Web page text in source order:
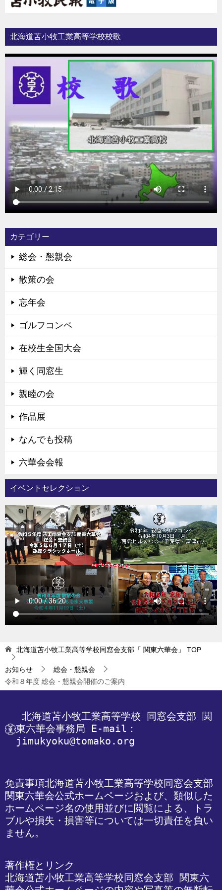
北海道苫小牧工業高等学校校歌
カテゴリー
総会・懇親会
散策の会
忘年会
ゴルフコンペ
在校生全国大会
輝く同窓生
親睦の会
作品展
なんでも投稿
六華会会報
イベントセレクション
北海道苫小牧工業高等学校同窓会支部「 関東六華会」 TOP
お知らせ
総会・懇親会
令和８年度 総会・懇親会開催のご案内
北海道苫小牧工業高等学校 同窓会支部 関
東六華会事務局 E-mail：
jimukyoku@tomako.org
免責事項北海道苫小牧工業高等学校同窓会支部
関東六華会公式ホームページおよび、類似した
ホームページ名の使用並びに閲覧による、トラ
ブルや損失・損害等については一切責任を負い
ません。
著作権とリンク
北海道苫小牧工業高等学校同窓会支部 関東六